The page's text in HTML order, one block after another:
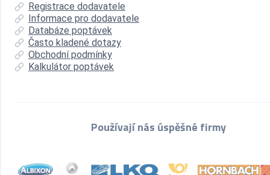
Registrace dodavatele
Informace pro dodavatele
Databáze poptávek
Často kladené dotazy
Obchodní podmínky
Kalkulátor poptávek
Používají nás úspěšné firmy